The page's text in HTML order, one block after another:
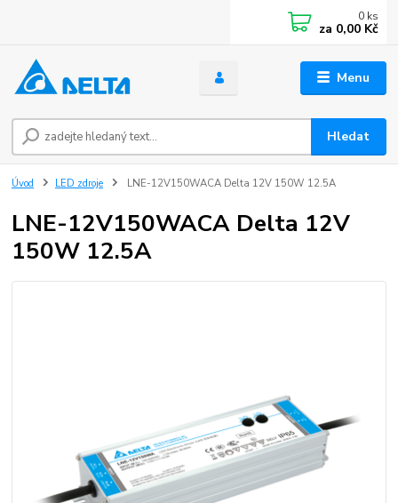
Menu
Hledat
0 ks
za 0,00 Kč
Úvod LED zdroje LNE-12V150WACA Delta 12V 150W 12.5A
LNE-12V150WACA Delta 12V
150W 12.5A